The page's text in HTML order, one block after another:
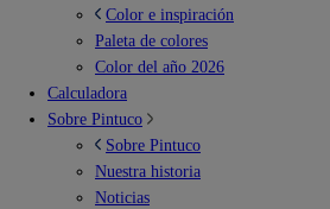
Color e inspiración
Paleta de colores
Color del año 2026
Calculadora
Sobre Pintuco
Sobre Pintuco
Nuestra historia
Noticias